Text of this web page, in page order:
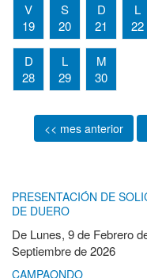
V
19
S
20
D
21
L
22
D
28
L
29
M
30
<< mes anterior
PRESENTACIÓN DE
DE DUERO
De Lunes, 9 de Febrero
Septiembre de 2026
CAMPAONDO